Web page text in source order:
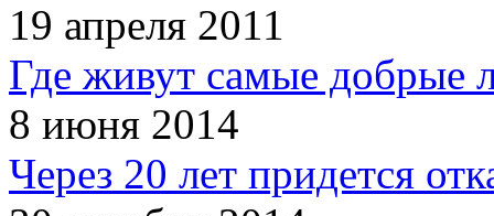
19 апреля 2011
Где живут самые добрые
8 июня 2014
Через 20 лет придется